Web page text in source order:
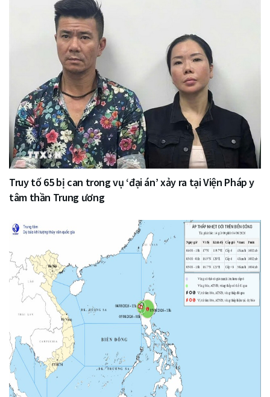
Truy tố 65 bị can trong vụ ‘đại án’ xảy ra tại Viện Pháp y
tâm thần Trung ương